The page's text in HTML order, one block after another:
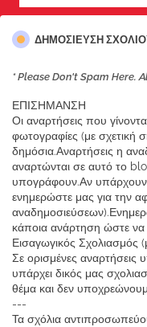
ΔΗΜΟΣΊΕΥΣΗ
* Please Don't Spam Here.
ΕΠΙΣΗΜΑΝΣΗ
Οι αναρτήσεις που
φωτογραφίες (με σχετική
δημόσια.Αναρτήσεις η
αναρτώνται σε αυτό το
υπογράφουν.Αν
ενημερώστε μας για την
κάποια ανάρτηση ώστε να
Εισαγωγικός Σχολιασμός
Σε ορισμένες
υπάρχει δικός μας
θέμα και δεν
---
Τα σχόλια